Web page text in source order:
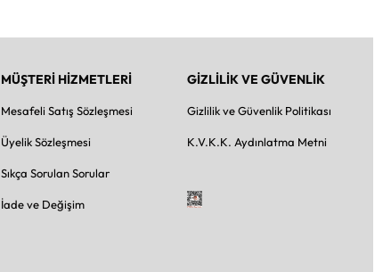
MÜŞTERİ HİZMETLERİ
Mesafeli Satış Sözleşmesi
Üyelik Sözleşmesi
Sıkça Sorulan Sorular
İade ve Değişim
GİZLİLİK VE GÜVENLİK
Gizlilik ve Güvenlik Politikası
K.V.K.K. Aydınlatma Metni